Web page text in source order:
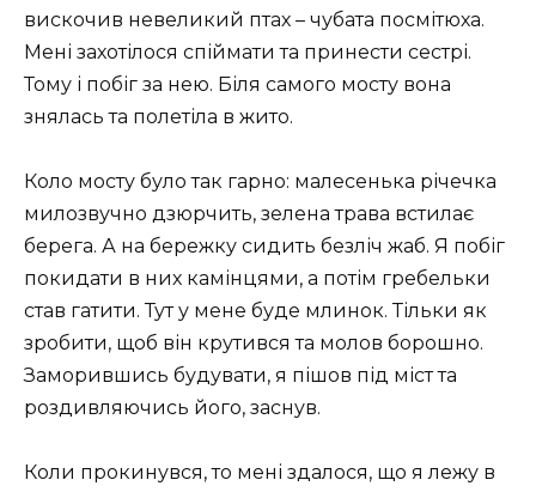
вискочив невеликий птах – чубата посмітюха.
Мені захотілося спіймати та принести сестрі.
Тому і побіг за нею. Біля самого мосту вона
знялась та полетіла в жито.
Коло мосту було так гарно: малесенька річечка
милозвучно дзюрчить, зелена трава встилає
берега. А на бережку сидить безліч жаб. Я побіг
покидати в них камінцями, а потім гребельки
став гатити. Тут у мене буде млинок. Тільки як
зробити, щоб він крутився та молов борошно.
Заморившись будувати, я пішов під міст та
роздивляючись його, заснув.
Коли прокинувся, то мені здалося, що я лежу в